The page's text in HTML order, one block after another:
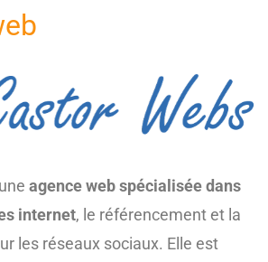
agence web spécialisée dans
internet, le référencement et la
les réseaux sociaux. Elle est